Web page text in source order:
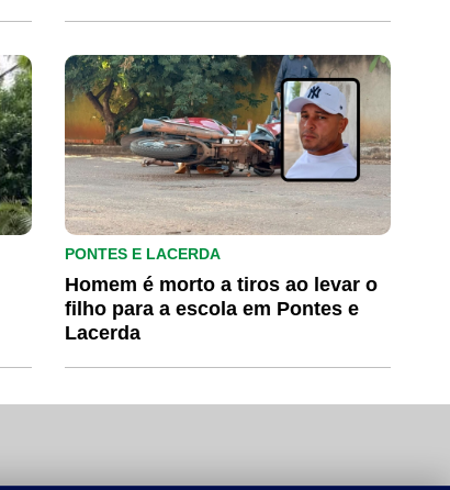
PONTES E LACERDA
Homem é morto a tiros ao levar o
filho para a escola em Pontes e
Lacerda